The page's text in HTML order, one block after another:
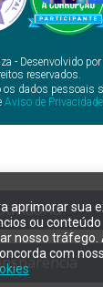
aprimorar sua
ou conteúdo
nosso tráfego.
com
- Desenvolvido por
reservados.
os dados pessoais
Aviso de Privacidade